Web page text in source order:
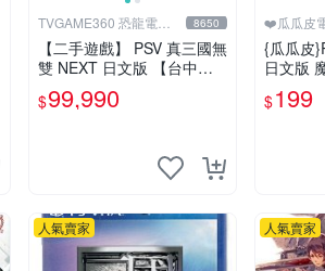
TVGAME360 恐龍電玩- 8650
【二手遊戲】 PSV 真三國無
雙 NEXT 日文版 【台中恐
龍電玩】
$99,990
❤️瓜瓜皮
{瓜瓜皮
日文版
回收)
$199
人氣賣家 人氣賣家